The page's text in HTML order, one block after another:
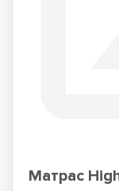
Матрас